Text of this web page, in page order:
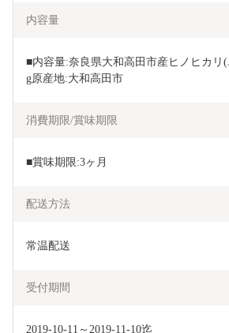
内容量
■内容量:奈良県大和高田市産ヒノヒカリ
g原産地:大和高田市
消費期限/賞味期限
■賞味期限:3ヶ月
配送方法
常温配送
受付期間
2019-10-11～2019-11-10迄